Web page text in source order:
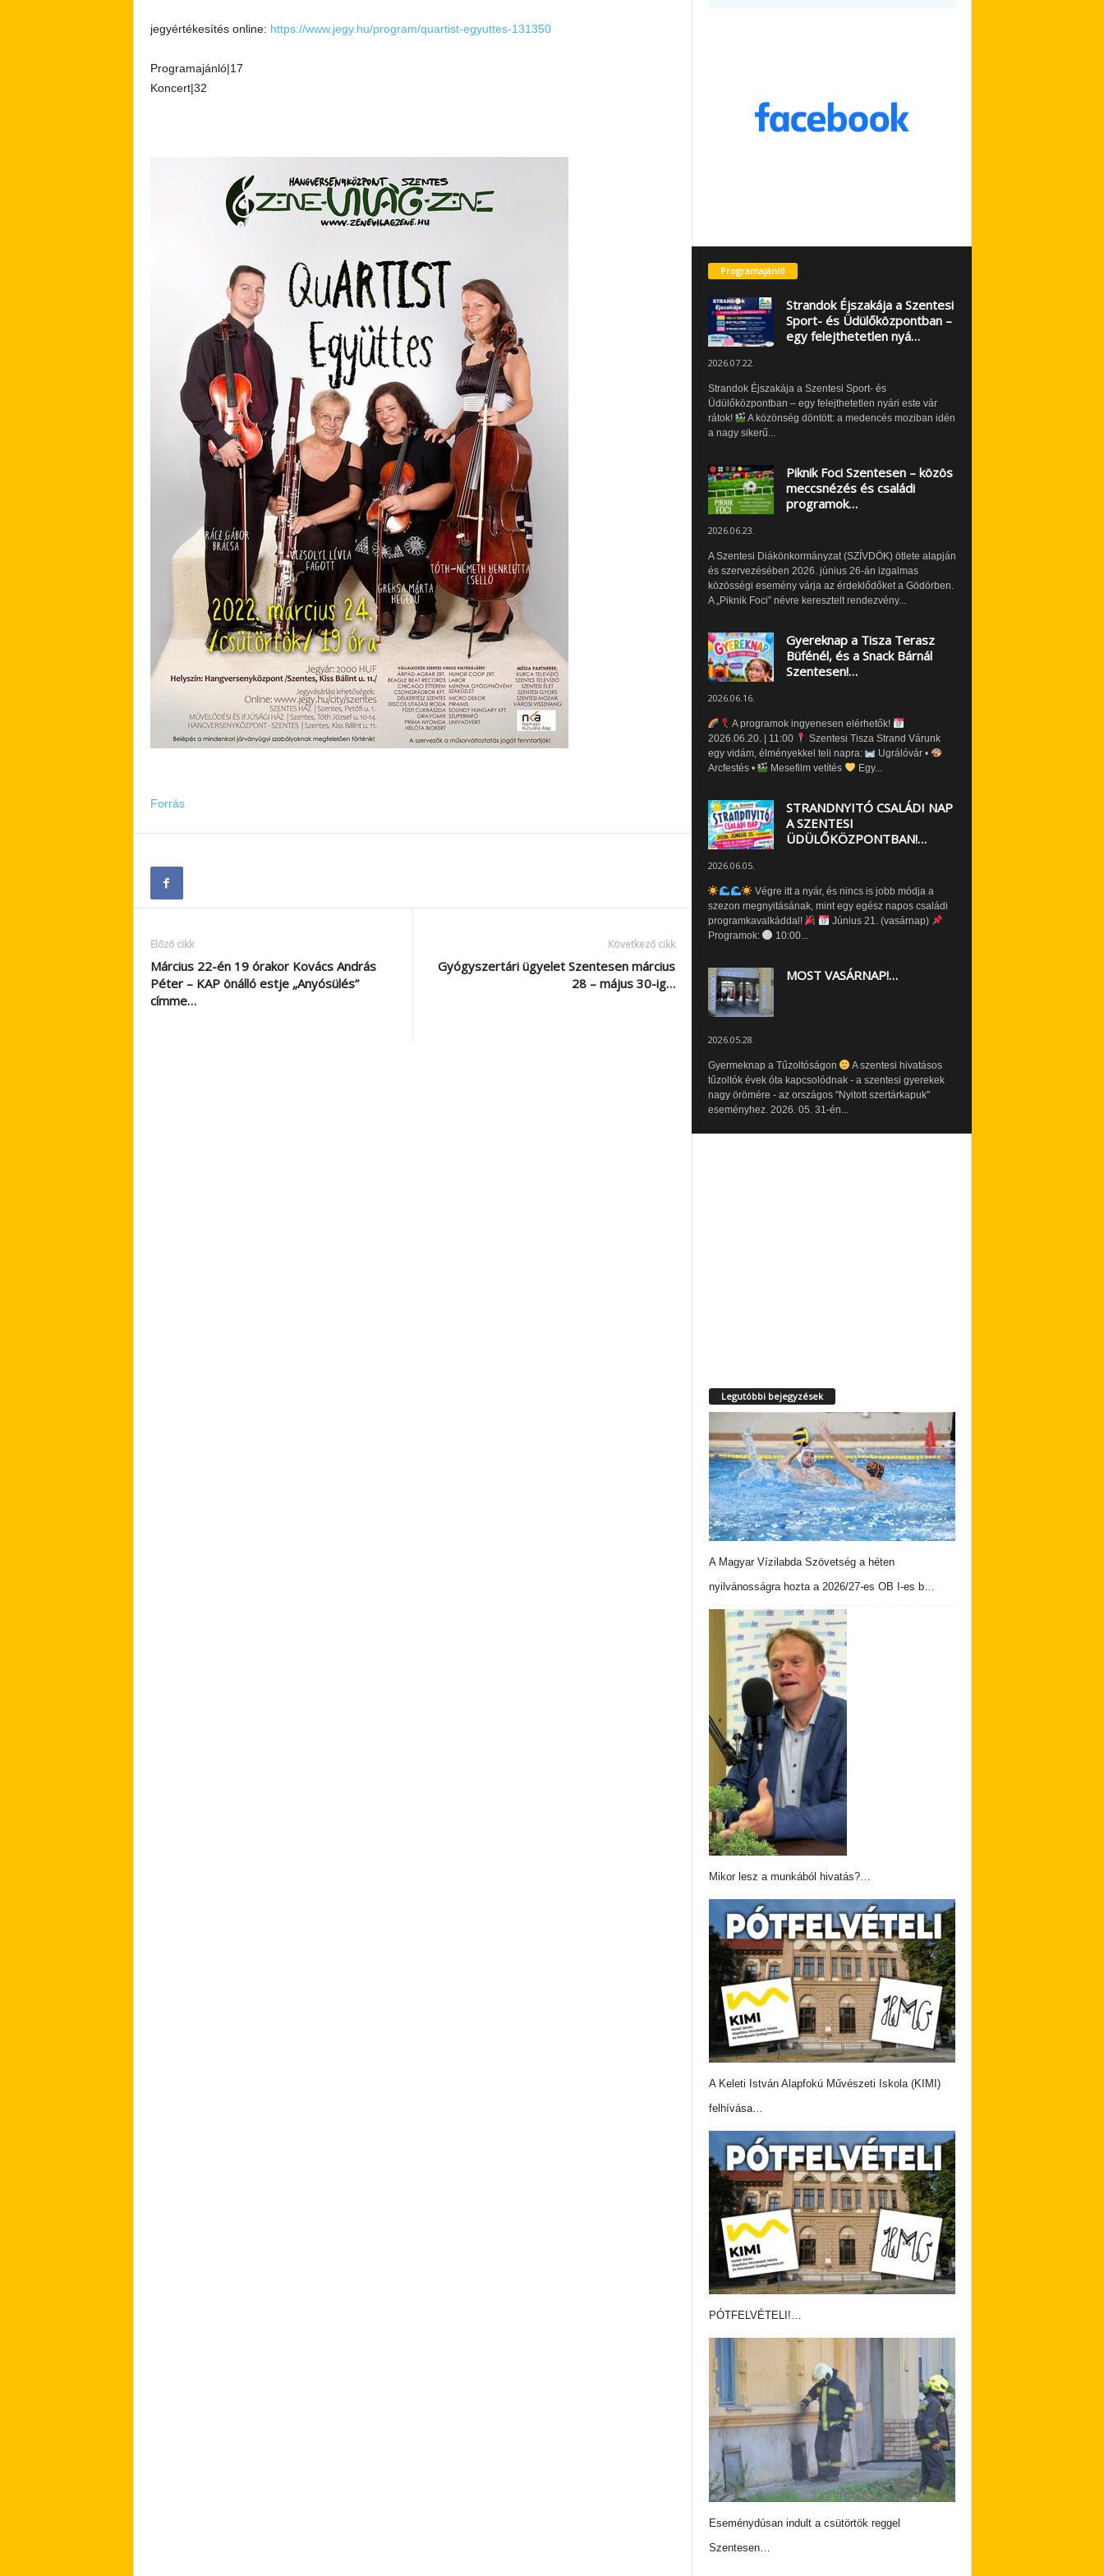
jegyértékesítés online: https://www.jegy.hu/program/quartist-egyuttes-131350
Programajánló|17
Koncert|32
Forrás
Előző cikk
Március 22-én 19 órakor Kovács András
Péter – KAP önálló estje „Anyósülés”
címme…
Következő cikk
Gyógyszertári ügyelet Szentesen március
28 – május 30-ig…
Programajánló
Strandok Éjszakája a Szentesi
Sport- és Üdülőközpontban –
egy felejthetetlen nyá…
2026.07.22.
Strandok Éjszakája a Szentesi Sport- és
Üdülőközpontban – egy felejthetetlen nyári este vár
rátok!
A közönség döntött: a medencés moziban idén
a nagy sikerű...
Piknik Foci Szentesen – közös
meccsnézés és családi
programok…
2026.06.23.
A Szentesi Diákönkormányzat (SZÍVDÖK) ötlete alapján
és szervezésében 2026. június 26-án izgalmas
közösségi esemény várja az érdeklődőket a Gödörben.
A „Piknik Foci” névre keresztelt rendezvény...
Gyereknap a Tisza Terasz
Büfénél, és a Snack Bárnál
Szentesen!…
2026.06.16.
A programok ingyenesen elérhetők!
2026.06.20. | 11:00
Szentesi Tisza Strand Várunk
egy vidám, élményekkel teli napra:
Ugrálóvár •
Arcfestés •
Mesefilm vetítés Egy...
STRANDNYITÓ CSALÁDI NAP
A SZENTESI
ÜDÜLŐKÖZPONTBAN!…
2026.06.05.
Végre itt a nyár, és nincs is jobb módja a
szezon megnyitásának, mint egy egész napos családi
programkavalkáddal!
Június 21. (vasárnap)
Programok:
10:00...
MOST VASÁRNAP!…
2026.05.28.
Gyermeknap a Tűzoltóságon
A szentesi hivatásos
tűzoltók évek óta kapcsolódnak - a szentesi gyerekek
nagy örömére - az országos "Nyitott szertárkapuk"
eseményhez. 2026. 05. 31-én...
Legutóbbi bejegyzések
A Magyar Vízilabda Szövetség a héten
nyilvánosságra hozta a 2026/27-es OB I-es b…
Mikor lesz a munkából hivatás?…
A Keleti István Alapfokú Művészeti Iskola (KIMI)
felhívása…
PÓTFELVÉTELI!…
Eseménydúsan indult a csütörtök reggel
Szentesen…